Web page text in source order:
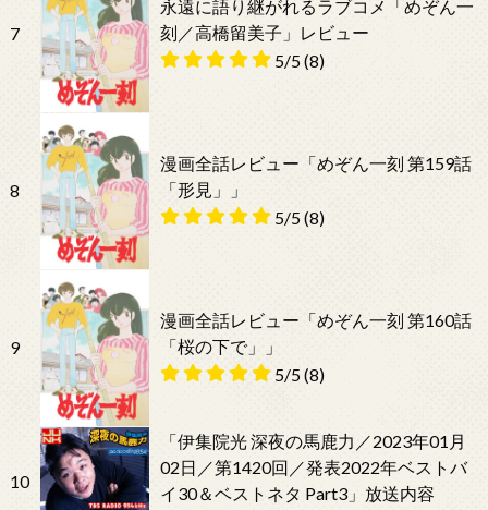
7
永遠に語り継がれるラブコメ「めぞん一
刻／高橋留美子」レビュー
5/5(8)
8
漫画全話レビュー「めぞん一刻 第159話
「形見」」
5/5(8)
9
漫画全話レビュー「めぞん一刻 第160話
「桜の下で」」
5/5(8)
10
「伊集院光 深夜の馬鹿力／2023年01月
02日／第1420回／発表2022年ベストバ
イ30＆ベストネタ Part3」放送内容